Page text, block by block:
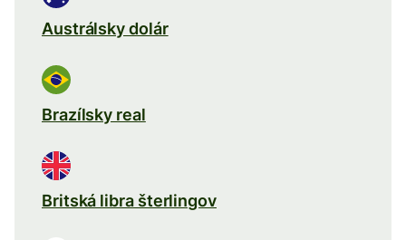
Austrálsky dolár
Brazílsky real
Britská libra šterlingov